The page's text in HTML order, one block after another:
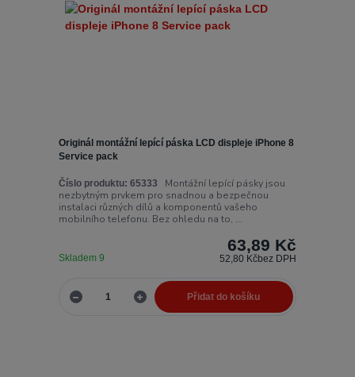
Originál montážní lepící páska LCD displeje iPhone 8
Service pack
Číslo produktu: 65333
Montážní lepící pásky jsou
nezbytným prvkem pro snadnou a bezpečnou
instalaci různých dílů a komponentů vašeho
mobilního telefonu. Bez ohledu na to, ...
63,89 Kč
52,80 Kčbez DPH
Skladem 9
Přidat do košíku